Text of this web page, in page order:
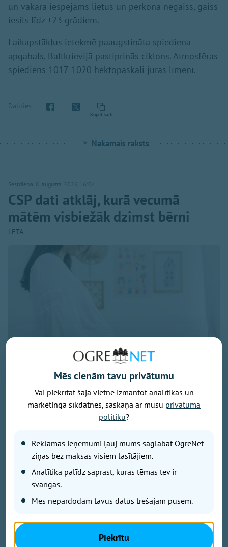
un vakarā iespējams lietus un pērkona negaiss, gaiss
iesils līdz +23 grādiem.
Laikapstākļus ietekmē paaugstināta spiediena
apgabals, Baltkrievijā pastiprinās ciklons. Atmosfēras
spiediens 1017-1020 hektopaskāli jūras līmenī.
Dalīties
Kopēt saiti
Nākamais raksts
Sestdiena, 8. augusts, 2026 16:04
CSP dati atklāj, kurā vecumā
mātēm visbiežāk dzimst bērni
LETA
Foto: pexels.com
Latvijā turpina pieaugt māšu vidējais vecums bērna
pārvaldes (CSP) dati.
2025. gadā tas sasniedza 30,6 gadus, salīdzinot ar
30,4 gadiem gadu iepriekš un 28,6 gadiem 2010.
gadā.
Visvairāk bērnu joprojām dzimst mātēm vecumā no
30 līdz 34 gadiem. Šajā vecuma grupā reģistrēti 3766
Mēs cienām tavu privātumu
Vai piekrītat šajā vietnē izmantot analītikas un
mārketinga sīkdatnes, saskaņā ar mūsu privātuma
politiku?
Reklāmas ieņēmumi ļauj mums saglabāt OgreNet
ziņas bez maksas visiem lasītājiem.
Analītika palīdz saprast, kuras tēmas tev ir
svarīgas.
Mēs nepārdodam tavus datus trešajām pusēm.
Piekrītu